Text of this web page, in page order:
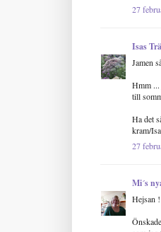
27
Isas
Jamen
Hmm ...
till
Ha det
kram/Isa
27
Mi´s
Hejsan !